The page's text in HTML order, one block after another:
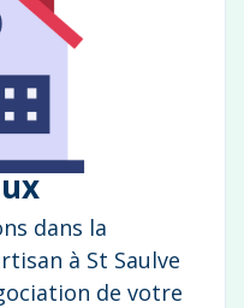
dans la
à St Saulve
de votre